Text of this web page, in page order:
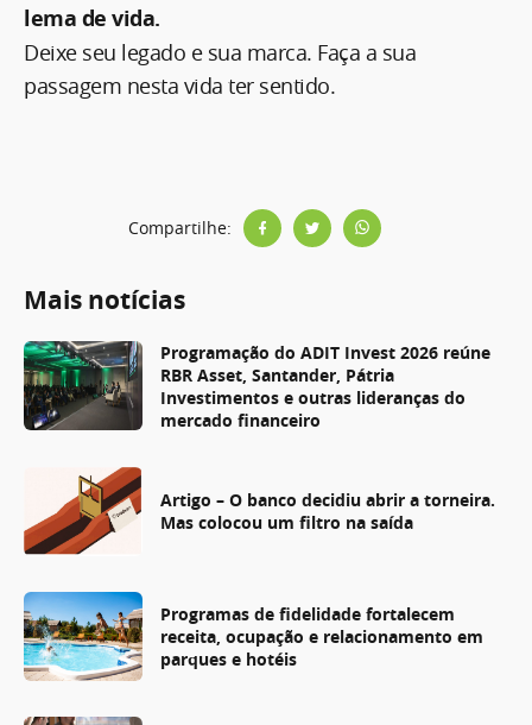
lema de vida.
Deixe seu legado e sua marca. Faça a sua
passagem nesta vida ter sentido.
Compartilhe:
Mais notícias
Programação do ADIT Invest 2026 reúne
RBR Asset, Santander, Pátria
Investimentos e outras lideranças do
mercado financeiro
Artigo – O banco decidiu abrir a torneira.
Mas colocou um filtro na saída
Programas de fidelidade fortalecem
receita, ocupação e relacionamento em
parques e hotéis